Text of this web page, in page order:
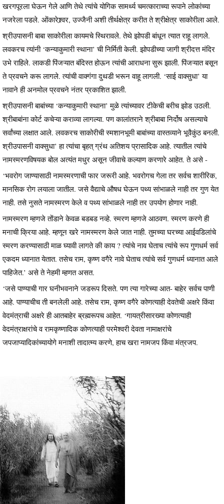
खरगपूरला घेऊन गेले आणि तेथे त्यांचे योगिक सामर्थ्य चमत्काराच्या रूपाने लोकांच्या
नजरेला पडले. ओंकारेश्र्वर, उज्जैनी अशी तीर्थक्षेत्र करीत ते श्रीक्षेत्र साकोरीला आले.
श्रीउपासनी बाबा साकोरीला कायमचे स्थिरावले. तेथे झोपडी बांधून त्यात राहू लागले.
लवकरच त्यांनी ‘कन्याकुमारी स्थाना’ ची निर्मिती केली. झोपडीच्या जागी श्रीदत्त मंदिर
उभे राहिले. लाकडी पिंजऱ्यात बंदिस्त होऊन त्यांची आराधना सुरू झाली. पिंजऱ्यात बसून
ते प्रवचने करू लागले. त्यांची वाक्गंगा दुथडी भरून वाहू लागली. ‘साई वाक्सुधा’ या
नावाने ही अनमोल प्रवचने नंतर प्रकाशित झाली.
श्रीउपासनी बाबांच्या ‘कन्याकुमारी स्थाना’ मुळे त्यांच्यावर टीकेची बरीच झोड उठली.
श्रीबाबांना कोर्ट कचेऱ्या कराव्या लागल्या. पण कालांतराने श्रीबाबा निर्दोष असल्याचे
सर्वांच्या लक्षात आले. लवकरच साकोरीची स्मशानभूमी बाबांच्या वास्तव्याने भूवैकुंठ बनली.
श्रीउपासनी वाक्सुधा’ हा त्यांचा बृहत् ग्रंथ अतिशय प्रासादिक आहे. त्यातील त्यांचे
नामस्मरणविषयक बोल अत्यंत मधुर असून जीवाचे कल्याण करणारे आहेत. ते असे -
‘भवरोग जाण्यासाठी नामस्मरणाची फार जरूरी आहे. भवरोगच गेला तर सर्वच शारीरिक,
मानसिक रोग लयाला जातील. जसे वैद्याचे औषध घेऊन पथ्य सांभाळले नाही तर गुण येत
नाही. तसे नुसते नामस्मरण केले व पथ्य सांभाळले नाही तर उपयोग होणार नाही.
नामस्मरण म्हणजे तोंडाने केवळ बडबड नव्हे. स्मरण म्हणजे आठवण. स्मरण करणे ही
मनाची क्रिया आहे. म्हणून खरे नामस्मरण केले जात नाही. तुमच्या घरच्या आईवडिलांचे
स्मरण करण्यासाठी माळ घ्यावी लागते की काय ? त्यांचे नाव घेताच त्यांचे रूप गुणधर्म सर्व
एकदम ध्यानात येतात. तसेच राम, कृष्ण वगैरे नावे घेताच त्यांचे सर्व गुणधर्म ध्यानात आले
पाहिजेत.’ असे ते नेहमी म्हणत असत.
‘जसे पाण्याची गार घनीभवनाने जडरूप दिसते. पण त्या गारेच्या आत- बाहेर सर्वच पाणी
आहे. पाण्याचीच ती बनलेली आहे. तसेच राम, कृष्ण वगैरे कोणत्याही देवतेची अक्षरे किंवा
वेदमंत्राची अक्षरे ही आतबाहेर ब्रह्मरूपच आहेत. ‘गायत्रीसारख्या कोणत्याही
वेदमंत्राक्षरांचे व रामकृष्णादिक कोणत्याही परमेश्वरी देवता नामाक्षरांचे
जपजाप्यादिकांच्यायोगे मनाशी तादात्म्य करणे, हाच खरा नामजप किंवा मंत्रजप.